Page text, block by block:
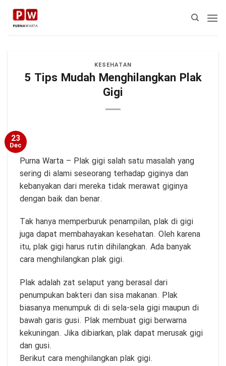
Skip
content
KESEHATAN
5 Tips Mudah Menghilangkan Plak
Gigi
23
Dec
Purna Warta – Plak gigi salah satu masalah yang
sering di alami seseorang terhadap giginya dan
kebanyakan dari mereka tidak merawat giginya
dengan baik dan benar.
Tak hanya memperburuk penampilan, plak di gigi
juga dapat membahayakan kesehatan. Oleh karena
itu, plak gigi harus rutin dihilangkan. Ada banyak
cara menghilangkan plak gigi.
Plak adalah zat selaput yang berasal dari
penumpukan bakteri dan sisa makanan. Plak
biasanya menumpuk di di sela-sela gigi maupun di
bawah garis gusi. Plak membuat gigi berwarna
kekuningan. Jika dibiarkan, plak dapat merusak gigi
dan gusi.
Berikut cara menghilangkan plak gigi.